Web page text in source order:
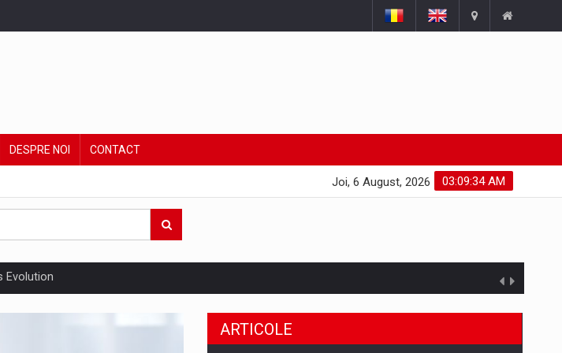
DESPRE NOI CONTACT
03:09:35 AM
Joi, 6 August, 2026
Evolution
ambalajele pot risca retragerea produselor din piata
miliarde euro in acest an, sustinuta de segmentele digitale
ARTICOLE